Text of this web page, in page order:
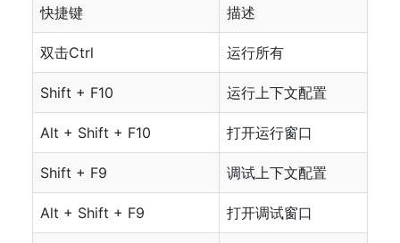
快捷键 描述
双击Ctrl 运行所有
Shift + F10 运行上下文配置
Alt + Shift + F10 打开运行窗口
Shift + F9 调试上下文配置
Alt + Shift + F9 打开调试窗口